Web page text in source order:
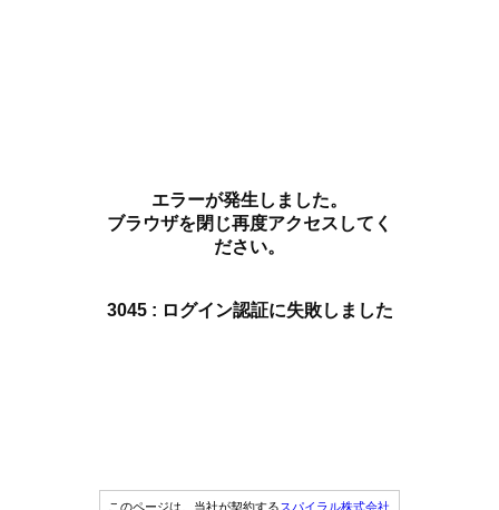
エラーが発生しました。
ブラウザを閉じ再度アクセスしてく
ださい。
3045 : ログイン認証に失敗しました
このページは、当社が契約するスパイラル株式会社